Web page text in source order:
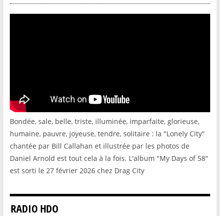
Bondée, sale, belle, triste, illuminée, imparfaite, glorieuse,
humaine, pauvre, joyeuse, tendre, solitaire : la "Lonely City"
chantée par Bill Callahan et illustrée par les photos de
Daniel Arnold est tout cela à la fois. L'album "My Days of 58"
est sorti le 27 février 2026 chez Drag City
RADIO HDO